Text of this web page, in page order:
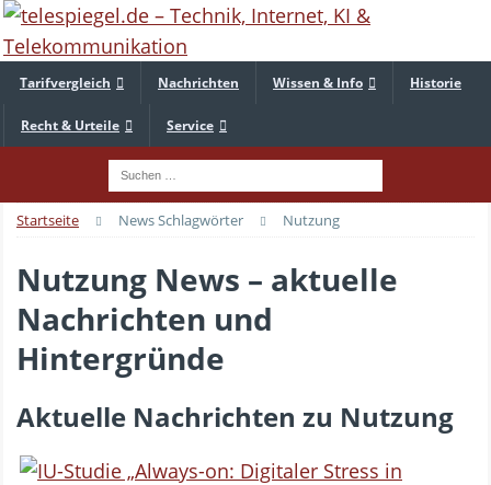
Tarifvergleich Nachrichten Wissen & Info Historie
Recht & Urteile Service
Startseite News Schlagwörter Nutzung
Nutzung News – aktuelle
Nachrichten und
Hintergründe
Aktuelle Nachrichten zu Nutzung